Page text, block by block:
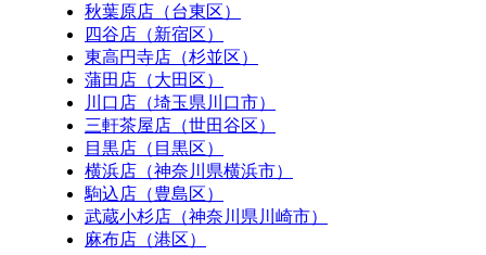
秋葉原店（台東区）
四谷店（新宿区）
東高円寺店（杉並区）
蒲田店（大田区）
川口店（埼玉県川口市）
三軒茶屋店（世田谷区）
目黒店（目黒区）
横浜店（神奈川県横浜市）
駒込店（豊島区）
武蔵小杉店（神奈川県川崎市）
麻布店（港区）